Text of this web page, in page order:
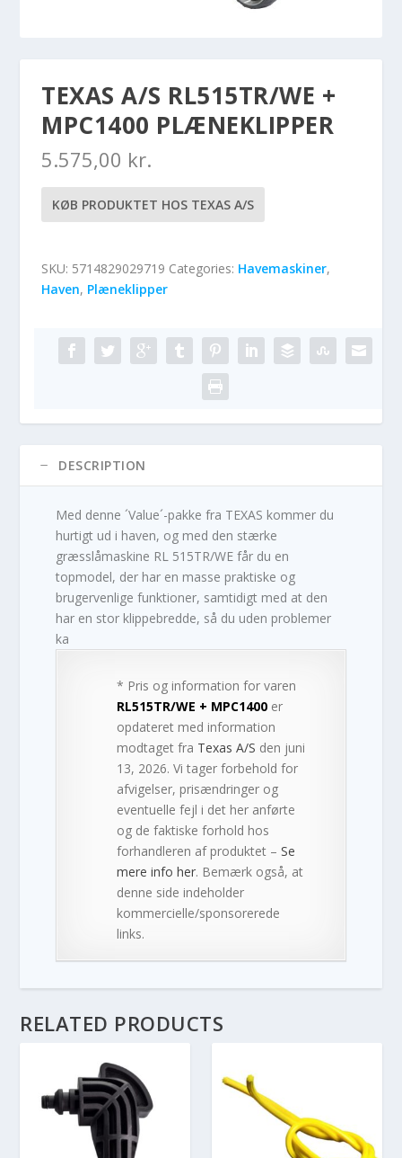
TEXAS A/S RL515TR/WE +
MPC1400 PLÆNEKLIPPER
5.575,00 kr.
KØB PRODUKTET HOS TEXAS A/S
SKU: 5714829029719 Categories: Havemaskiner,
Haven, Plæneklipper
DESCRIPTION
Med denne ´Value´-pakke fra TEXAS kommer du
hurtigt ud i haven, og med den stærke
græsslåmaskine RL 515TR/WE får du en
topmodel, der har en masse praktiske og
brugervenlige funktioner, samtidigt med at den
har en stor klippebredde, så du uden problemer
ka
* Pris og information for varen
RL515TR/WE + MPC1400 er
opdateret med information
modtaget fra Texas A/S den juni
13, 2026. Vi tager forbehold for
afvigelser, prisændringer og
eventuelle fejl i det her anførte
og de faktiske forhold hos
forhandleren af produktet –Se
mere info her. Bemærk også, at
denne side indeholder
kommercielle/sponsorerede
links.
RELATED PRODUCTS